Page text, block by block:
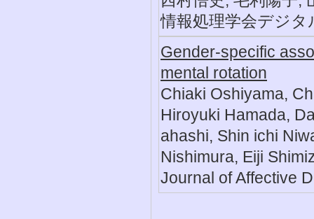
情報処理学会デジ
Gender-specific
mental rotation
Chiaki Oshiyama,
Hiroyuki Hamada,
ahashi, Shin ichi
Nishimura, Eiji
Journal of Affective